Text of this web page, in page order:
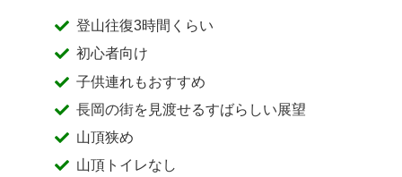
登山往復3時間くらい
初心者向け
子供連れもおすすめ
長岡の街を見渡せるすばらしい展望
山頂狭め
山頂トイレなし